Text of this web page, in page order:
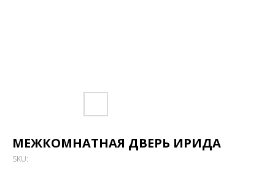
МЕЖКОМНАТНАЯ ДВЕРЬ ИРИДА
SKU: